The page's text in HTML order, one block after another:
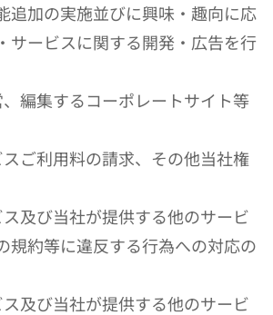
追加の実施並びに興味・趣向に応
サービスに関する開発・広告を行
、編集するコーポレートサイト等
スご利用料の請求、その他当社権
ス及び当社が提供する他のサービ
規約等に違反する行為への対応の
ス及び当社が提供する他のサービ